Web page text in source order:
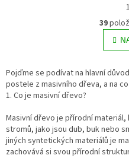
1
39
Pojďme se podívat na hlavní
postele z masivního dřeva, a na
1. Co je masivní dřevo?
Masivní dřevo je přírodní
stromů, jako jsou dub, buk nebo
jiných syntetických materiálů je
zachovává si svou přírodní